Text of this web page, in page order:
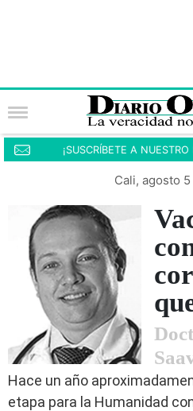
¡SUSCRÍBETE A
Cali, agosto
Hace un año
etapa para la Humanidad